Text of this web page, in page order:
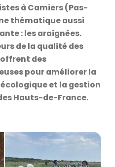
à Camiers (Pas-
thématique aussi
: les araignées.
de la qualité des
des
pour améliorer la
et la gestion
Hauts-de-France.